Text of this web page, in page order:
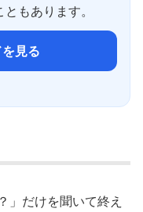
もあります。
見る
」だけを聞いて終え